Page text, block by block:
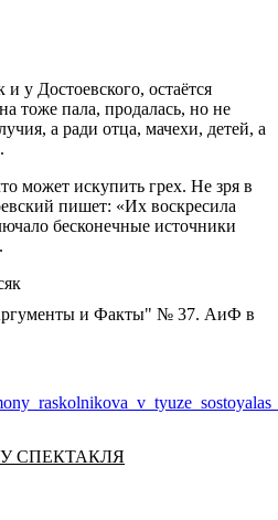
у Достоевского, остаётся
тоже пала, продалась, но не
а ради отца, мачехи, детей, а
может искупить грех. Не зря в
пишет: «Их воскресила
бесконечные источники
и Факты" № 37. АиФ в
СПЕКТАКЛЯ